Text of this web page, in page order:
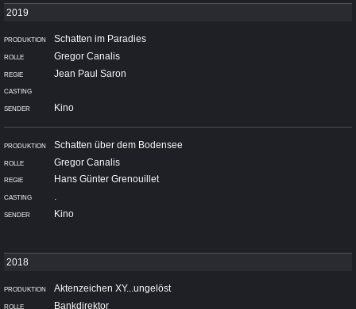
Schatten im Paradies
Gregor Canalis
Jean Paul Saron
Kino
Schatten über dem Bodensee
Gregor Canalis
Hans Günter Grenouillet
.
Kino
Aktenzeichen XY...ungelöst
Bankdirektor